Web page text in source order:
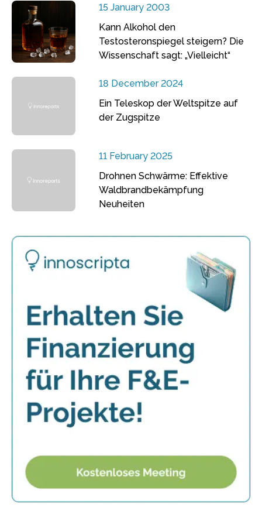
15 January 2003
Kann Alkohol den
Testosteronspiegel steigern? Die
Wissenschaft sagt: „Vielleicht“
18 December 2024
Ein Teleskop der Weltspitze auf
der Zugspitze
11 February 2025
Drohnen Schwärme: Effektive
Waldbrandbekämpfung
Neuheiten